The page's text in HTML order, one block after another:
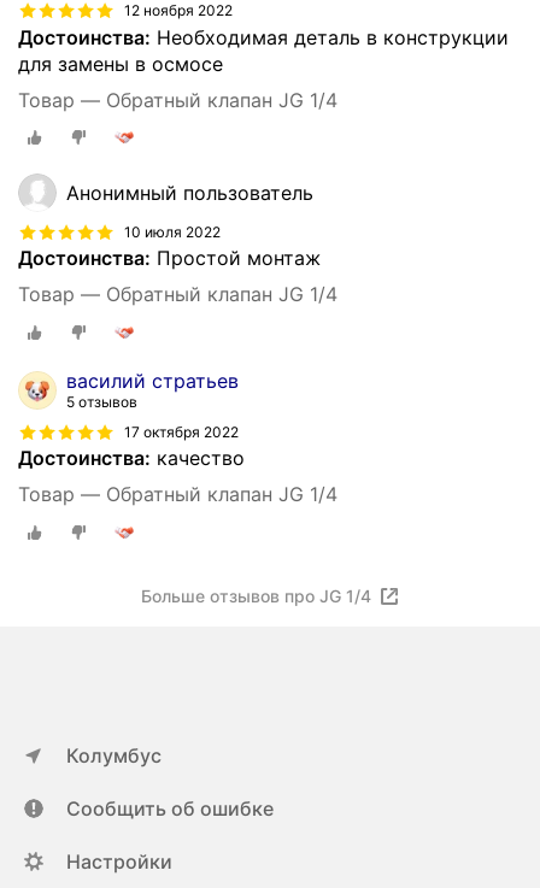
12 ноября 2022
Достоинства: Необходимая деталь в конструкции
для замены в осмосе
Товар — Обратный клапан JG 1/4
Анонимный пользователь
10 июля 2022
Достоинства: Простой монтаж
Товар — Обратный клапан JG 1/4
василий стратьев
5 отзывов
17 октября 2022
Достоинства: качество
Товар — Обратный клапан JG 1/4
Больше отзывов про JG 1/4
Колумбус
Сообщить об ошибке
Настройки